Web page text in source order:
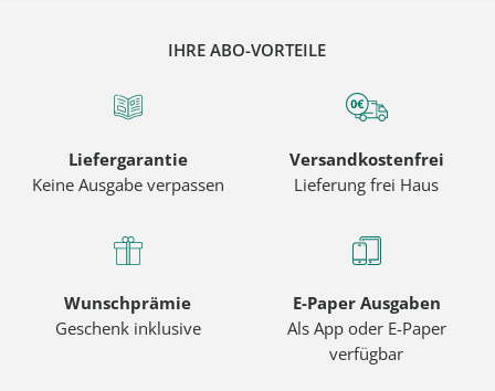
IHRE ABO-VORTEILE
Liefergarantie
Keine Ausgabe verpassen
Versandkostenfrei
Lieferung frei Haus
Wunschprämie
Geschenk inklusive
E-Paper Ausgaben
Als App oder E-Paper
verfügbar